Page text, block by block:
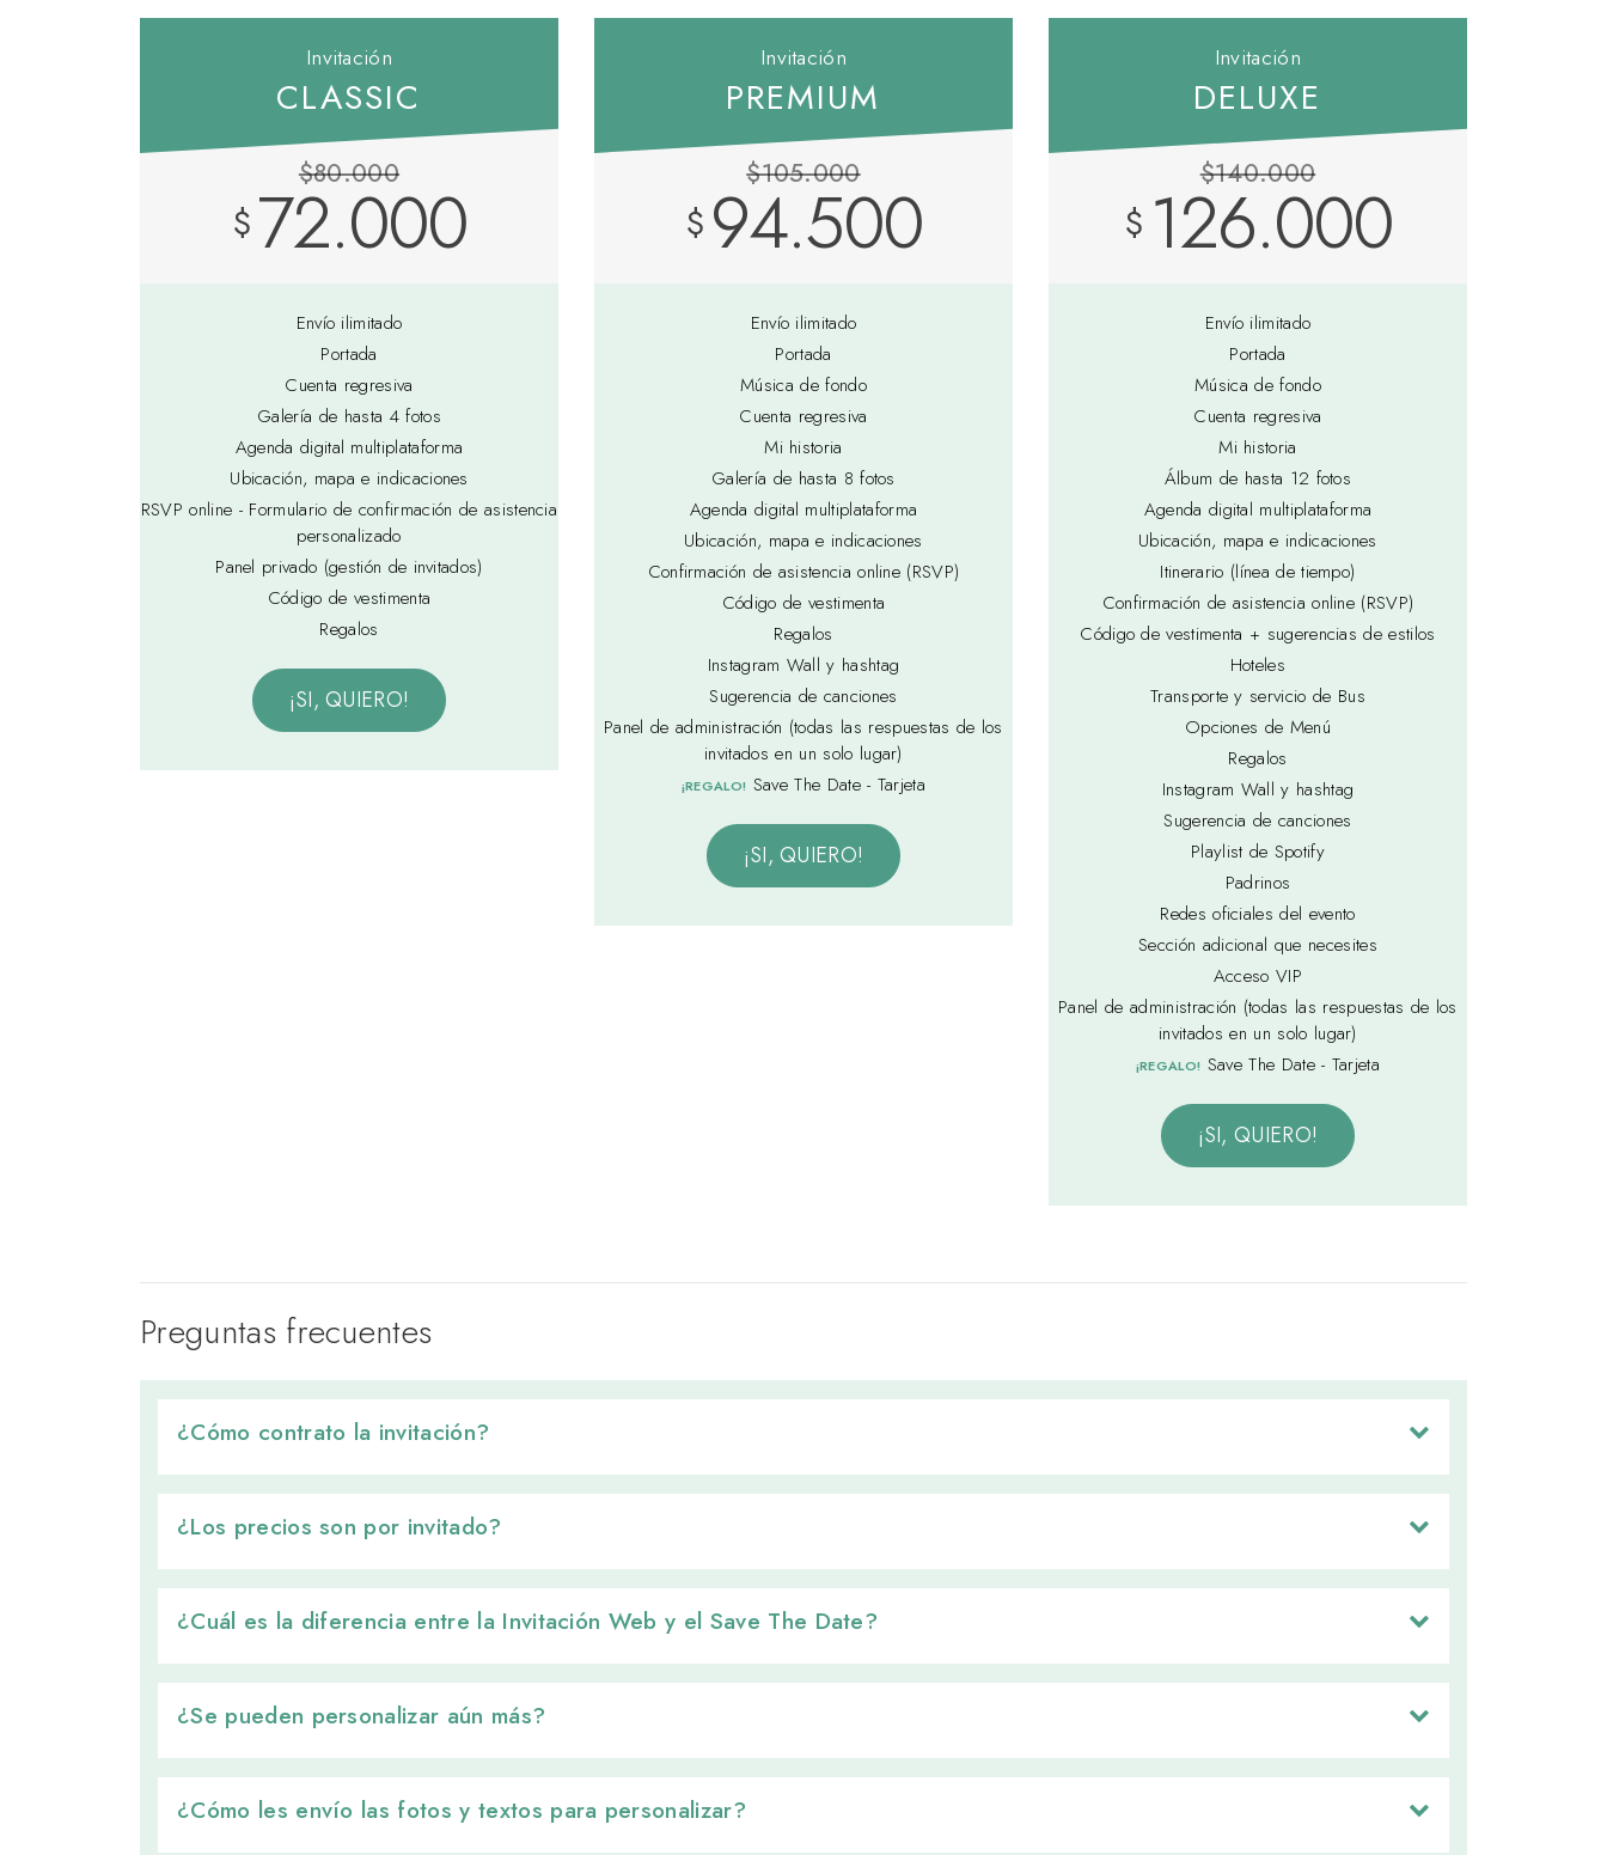
Invitación
CLASSIC
$80.000
$72.000
Envío ilimitado
Portada
Cuenta regresiva
Galería de hasta 4 fotos
Agenda digital multiplataforma
Ubicación, mapa e indicaciones
RSVP online - Formulario de confirmación de asistencia
personalizado
Panel privado (gestión de invitados)
Código de vestimenta
Regalos
¡SI, QUIERO!
Invitación
PREMIUM
$105.000
$ 94.500
Envío ilimitado
Portada
Música de fondo
Cuenta regresiva
Mi historia
Galería de hasta 8 fotos
Agenda digital multiplataforma
Ubicación, mapa e indicaciones
Confirmación de asistencia online (RSVP)
Código de vestimenta
Regalos
Instagram Wall y hashtag
Sugerencia de canciones
Panel de administración (todas las respuestas de los
invitados en un solo lugar)
¡REGALO! Save The Date - Tarjeta
¡SI, QUIERO!
Invitación
DELUXE
$140.000
$ 126.000
Envío ilimitado
Portada
Música de fondo
Cuenta regresiva
Mi historia
Álbum de hasta 12 fotos
Agenda digital multiplataforma
Ubicación, mapa e indicaciones
Itinerario (línea de tiempo)
Confirmación de asistencia online (RSVP)
Código de vestimenta + sugerencias de estilos
Hoteles
Transporte y servicio de Bus
Opciones de Menú
Regalos
Instagram Wall y hashtag
Sugerencia de canciones
Playlist de Spotify
Padrinos
Redes oficiales del evento
Sección adicional que necesites
Acceso VIP
Panel de administración (todas las respuestas de los
invitados en un solo lugar)
¡REGALO! Save The Date - Tarjeta
¡SI, QUIERO!
Preguntas frecuentes
¿Cómo contrato la invitación?
¿Los precios son por invitado?
¿Cuál es la diferencia entre la Invitación Web y el Save The Date?
¿Se pueden personalizar aún más?
¿Cómo les envío las fotos y textos para personalizar?